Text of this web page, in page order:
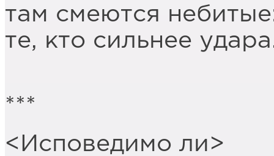
там смеются
те, кто сильнее
***
<Исповедимо ли>